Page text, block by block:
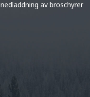
nedladdning av broschyrer